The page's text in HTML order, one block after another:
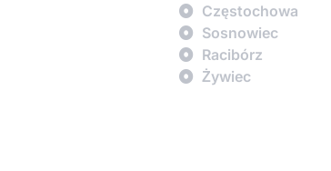
Częstochowa
Sosnowiec
Racibórz
Żywiec